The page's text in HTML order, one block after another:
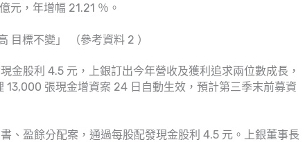
元，年增幅 21.21 ％。
目標不變」 （參考資料 2 ）
金股利 4.5 元，上銀訂出今年營收及獲利追求兩位數成長，
13,000 張現金增資案 24 日自動生效，預計第三季末前募資
、盈餘分配案，通過每股配發現金股利 4.5 元。上銀董事長